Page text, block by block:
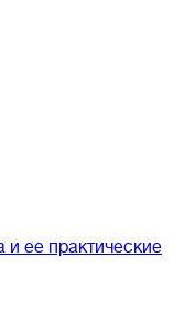
и ее практические